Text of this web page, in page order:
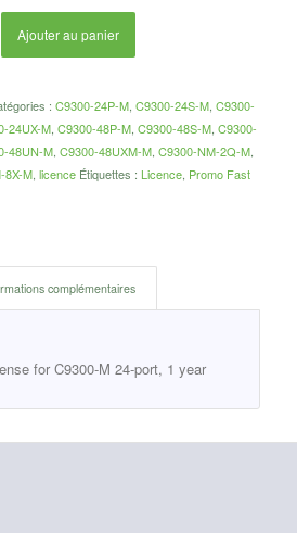
Ajouter au panier
: C9300-24P-M, C9300-24S-M, C9300-
24UX-M, C9300-48P-M, C9300-48S-M, C9300-
48UN-M, C9300-48UXM-M, C9300-NM-2Q-M,
8X-M, licence Étiquettes : Licence, Promo Fast
complémentaires
for C9300-M 24-port, 1 year